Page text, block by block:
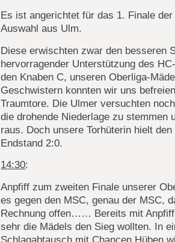
Es ist angerichtet für das 1. Finale
Auswahl aus Ulm.
Diese erwischten zwar den besseren
hervorragender Unterstützung des
den Knaben C, unseren Oberliga-
Geschwistern konnten wir uns
Traumtore. Die Ulmer versuchten
die drohende Niederlage zu stemmen
raus. Doch unsere Torhüterin hielt
Endstand 2:0.
14:30:
Anpfiff zum zweiten Finale unserer
es gegen den MSC, genau der MSC,
Rechnung offen…… Bereits mit
sehr die Mädels den Sieg wollten. In
Schlagabtausch mit Chancen Hüben